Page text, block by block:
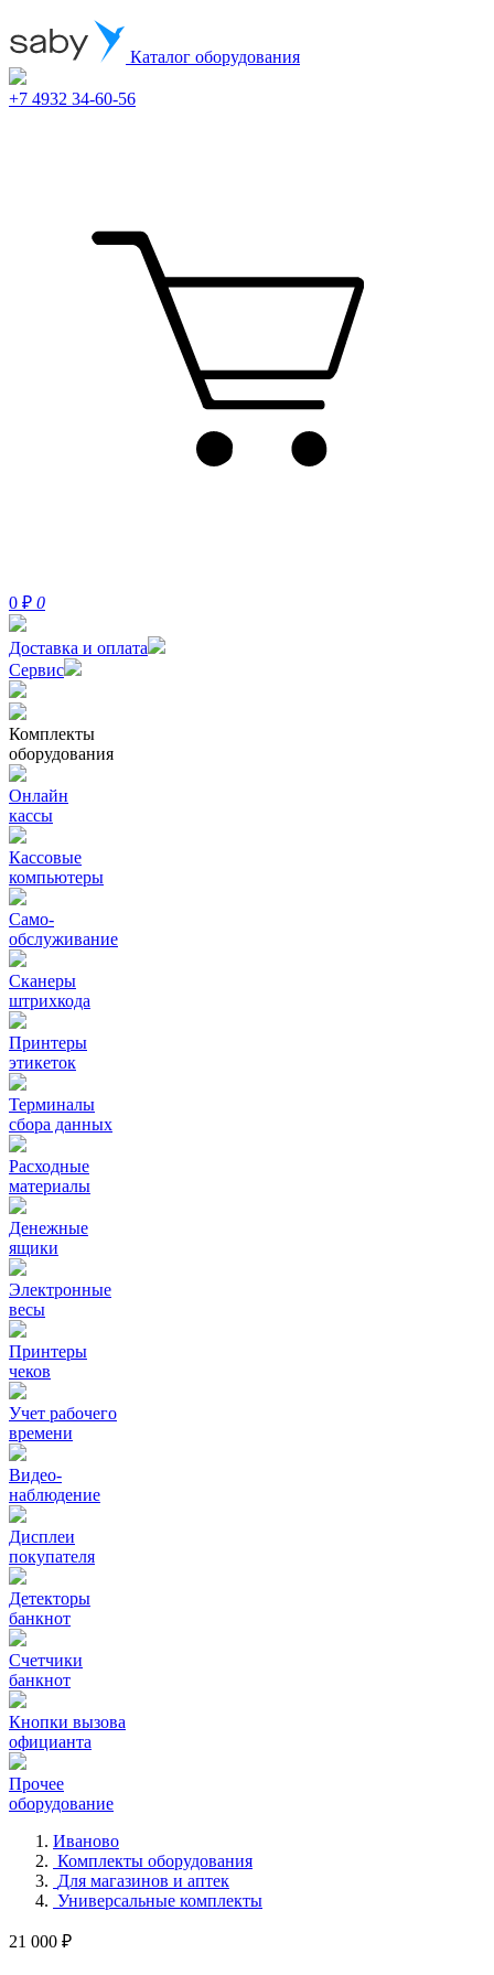
Каталог оборудования
+7 4932 34-60-56
0 ₽ 0
Доставка и оплата
Сервис
Комплекты
оборудования
Онлайн
кассы
Кассовые
компьютеры
Само-
обслуживание
Сканеры
штрихкода
Принтеры
этикеток
Терминалы
сбора данных
Расходные
материалы
Денежные
ящики
Электронные
весы
Принтеры
чеков
Учет рабочего
времени
Видео‑
наблюдение
Дисплеи
покупателя
Детекторы
банкнот
Счетчики
банкнот
Кнопки вызова
официанта
Прочее
оборудование
Иваново
Комплекты оборудования
Для магазинов и аптек
Универсальные комплекты
21 000 ₽